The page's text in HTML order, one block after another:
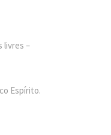
livres –
Espírito.